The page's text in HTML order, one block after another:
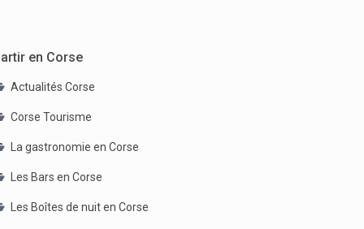
en Corse
Actualités Corse
Corse Tourisme
La gastronomie en Corse
Les Bars en Corse
Les Boîtes de nuit en Corse